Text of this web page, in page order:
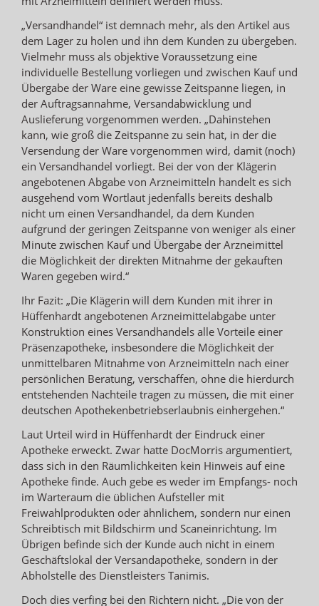
„Versandhandel“ ist demnach mehr, als den Artikel aus
dem Lager zu holen und ihn dem Kunden zu übergeben.
Vielmehr muss als objektive Voraussetzung eine
individuelle Bestellung vorliegen und zwischen Kauf und
Übergabe der Ware eine gewisse Zeitspanne liegen, in
der Auftragsannahme, Versandabwicklung und
Auslieferung vorgenommen werden. „Dahinstehen
kann, wie groß die Zeitspanne zu sein hat, in der die
Versendung der Ware vorgenommen wird, damit (noch)
ein Versandhandel vorliegt. Bei der von der Klägerin
angebotenen Abgabe von Arzneimitteln handelt es sich
ausgehend vom Wortlaut jedenfalls bereits deshalb
nicht um einen Versandhandel, da dem Kunden
aufgrund der geringen Zeitspanne von weniger als einer
Minute zwischen Kauf und Übergabe der Arzneimittel
die Möglichkeit der direkten Mitnahme der gekauften
Waren gegeben wird.“
Ihr Fazit: „Die Klägerin will dem Kunden mit ihrer in
Hüffenhardt angebotenen Arzneimittelabgabe unter
Konstruktion eines Versandhandels alle Vorteile einer
Präsenzapotheke, insbesondere die Möglichkeit der
unmittelbaren Mitnahme von Arzneimitteln nach einer
persönlichen Beratung, verschaffen, ohne die hierdurch
entstehenden Nachteile tragen zu müssen, die mit einer
deutschen Apothekenbetriebserlaubnis einhergehen.“
Laut Urteil wird in Hüffenhardt der Eindruck einer
Apotheke erweckt. Zwar hatte DocMorris argumentiert,
dass sich in den Räumlichkeiten kein Hinweis auf eine
Apotheke finde. Auch gebe es weder im Empfangs- noch
im Warteraum die üblichen Aufsteller mit
Freiwahlprodukten oder ähnlichem, sondern nur einen
Schreibtisch mit Bildschirm und Scaneinrichtung. Im
Übrigen befinde sich der Kunde auch nicht in einem
Geschäftslokal der Versandapotheke, sondern in der
Abholstelle des Dienstleisters Tanimis.
Doch dies verfing bei den Richtern nicht. „Die von der